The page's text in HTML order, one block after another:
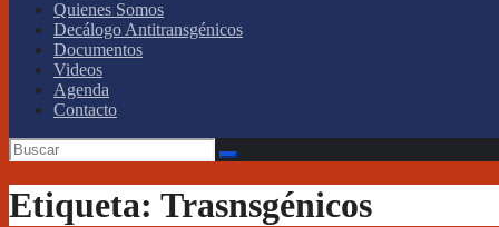
Quienes Somos
Decálogo Antitransgénicos
Documentos
Videos
Agenda
Contacto
Etiqueta: Trasnsgénicos